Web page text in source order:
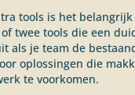
tools is het
twee tools die een
als je team de
oplossingen die
te voorkomen.